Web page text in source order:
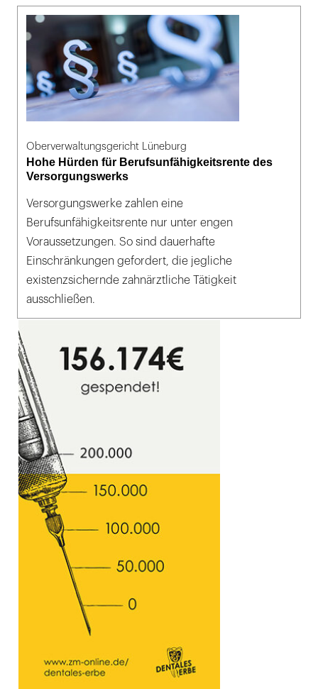
Oberverwaltungsgericht Lüneburg
Hohe Hürden für Berufsunfähigkeitsrente des
Versorgungswerks
Versorgungswerke zahlen eine
Berufsunfähigkeitsrente nur unter engen
Voraussetzungen. So sind dauerhafte
Einschränkungen gefordert, die jegliche
existenzsichernde zahnärztliche Tätigkeit
ausschließen.